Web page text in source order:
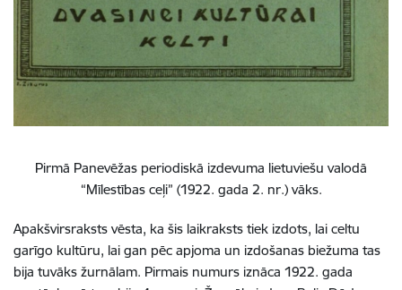
Pirmā Panevēžas periodiskā izdevuma lietuviešu valodā
“Mīlestības ceļi” (1922. gada 2. nr.) vāks.
Apakšvirsraksts vēsta, ka šis laikraksts tiek izdots, lai celtu
garīgo kultūru, lai gan pēc apjoma un izdošanas biežuma tas
bija tuvāks žurnālam. Pirmais numurs iznāca 1922. gada